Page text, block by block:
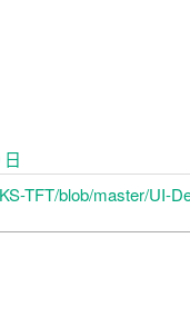
TFT/blob/master/UI-